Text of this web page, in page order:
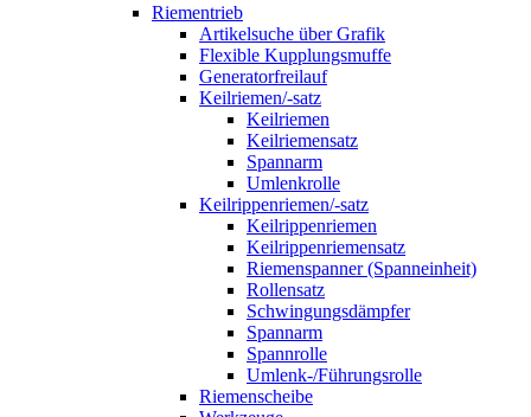
Riementrieb
Artikelsuche über Grafik
Flexible Kupplungsmuffe
Generatorfreilauf
Keilriemen/-satz
Keilriemen
Keilriemensatz
Spannarm
Umlenkrolle
Keilrippenriemen/-satz
Keilrippenriemen
Keilrippenriemensatz
Riemenspanner (Spanneinheit)
Rollensatz
Schwingungsdämpfer
Spannarm
Spannrolle
Umlenk-/Führungsrolle
Riemenscheibe